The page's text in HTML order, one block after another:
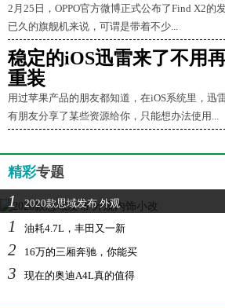
2月25日，OPPO官方微博正式公布了Find X2的
已久的旗舰机来说，可谓是带着不少...
稳定的iOS迅雷来了不用
重装
用过苹果产品的朋友都知道，在iOS系统里，迅
有朋友分享了某些资源给你，只能想办法使用...
精彩专题
1 2020款思域发布 外观
1 油耗4.7L，丰田又一新
2 16万的三厢奔驰，你能买
3 现在的奥迪A4L真的值得